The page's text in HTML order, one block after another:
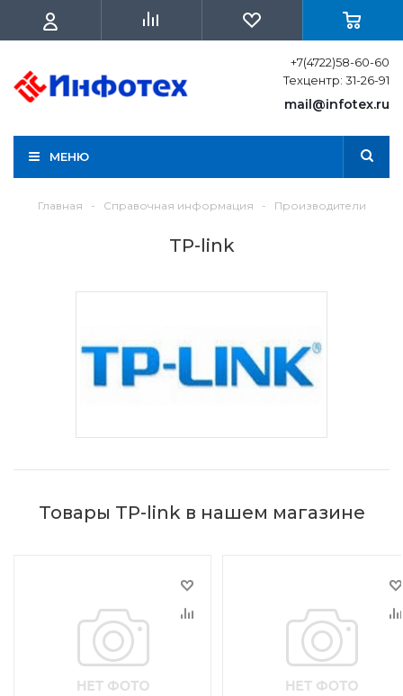
+7(4722)58-60-60
Техцентр: 31-26-91
mail@infotex.ru
МЕНЮ
Главная - Справочная информация - Производители
TP-link
Товары TP-link в нашем магазине